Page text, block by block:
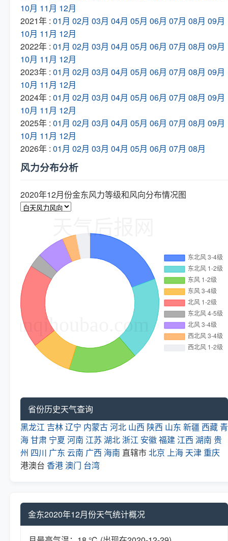
10月 11月 12月
2021年 : 01月 02月 03月 04月 05月 06月 07月 08月 09月
10月 11月 12月
2022年 : 01月 02月 03月 04月 05月 06月 07月 08月 09月
10月 11月 12月
2023年 : 01月 02月 03月 04月 05月 06月 07月 08月 09月
10月 11月 12月
2024年 : 01月 02月 03月 04月 05月 06月 07月 08月 09月
10月 11月 12月
2025年 : 01月 02月 03月 04月 05月 06月 07月 08月 09月
10月 11月 12月
2026年 : 01月 02月 03月 04月 05月 06月 07月 08月
风力分布分析
2020年12月份金东风力等级和风向分布情况图
省份历史天气查询
黑龙江 吉林辽宁 内蒙古河北 山西 陕西 山东 新疆 西藏 青
海甘肃 宁夏 河南 江苏 湖北 浙江 安徽福建 江西 湖南 贵
州 四川 广东 云南 广西 海南 直辖市北京 上海 天津 重庆
港澳台 香港澳门 台湾
金东2020年12月份天气统计概况